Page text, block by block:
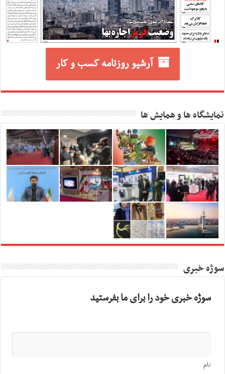
آرشیو روزنامه کسب و کار
نمایشگاه ها و همایش ها
سوژه خبری
سوژه خبری خود را برای ما بفرستید
نام